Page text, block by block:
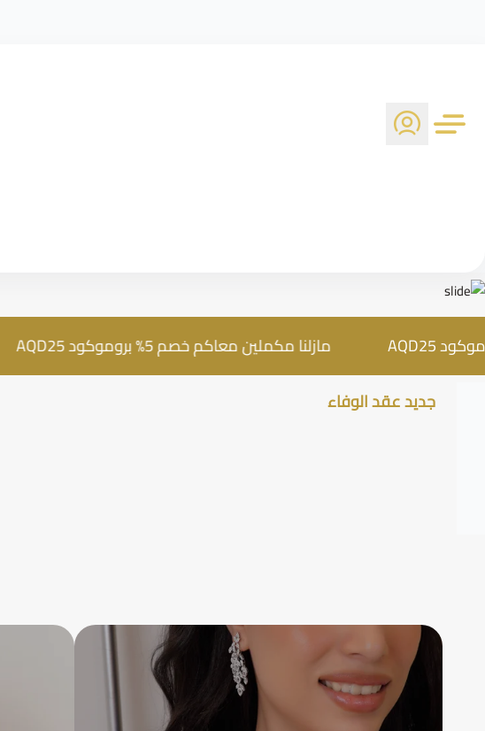
مازلنا مكملين معاكم خصم 5% بروموكود AQD25
جديد عقد الوفاء